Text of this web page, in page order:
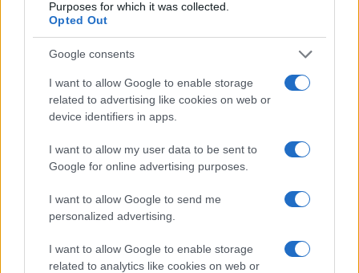
Purposes for which it was collected.
Opted Out
Google consents
I want to allow Google to enable storage
related to advertising like cookies on web or
device identifiers in apps.
I want to allow my user data to be sent to
Google for online advertising purposes.
I want to allow Google to send me
personalized advertising.
I want to allow Google to enable storage
related to analytics like cookies on web or
Η διαχρονική σαγήνη της Μπέτυς Λιβανού